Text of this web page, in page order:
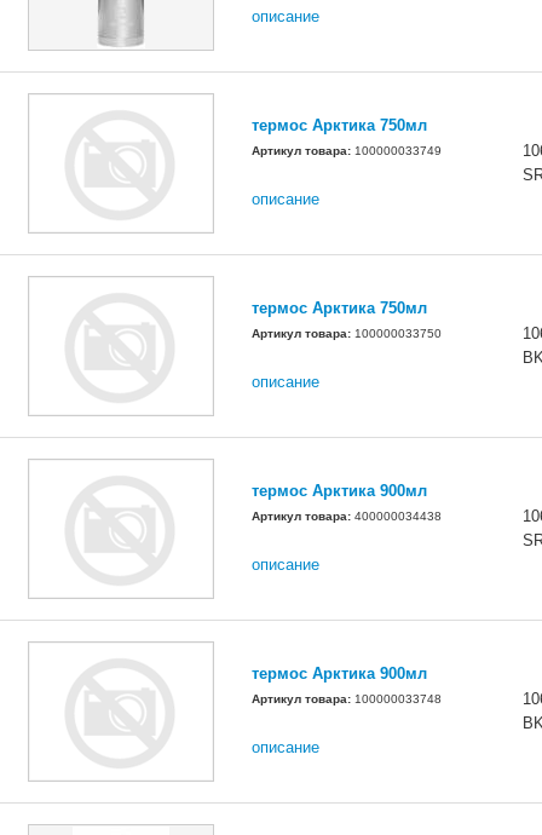
описание
термос Арктика 750мл
Артикул товара: 100000033749
описание
термос Арктика 750мл
Артикул товара: 100000033750
описание
термос Арктика 900мл
Артикул товара: 400000034438
описание
термос Арктика 900мл
Артикул товара: 100000033748
описание